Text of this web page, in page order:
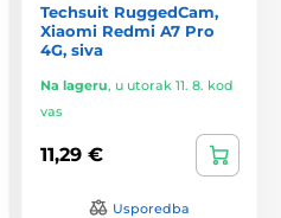
Techsuit RuggedCam,
Xiaomi Redmi A7 Pro
4G, siva
Na lageru, u utorak 11. 8. kod
vas
11,29 €
Usporedba